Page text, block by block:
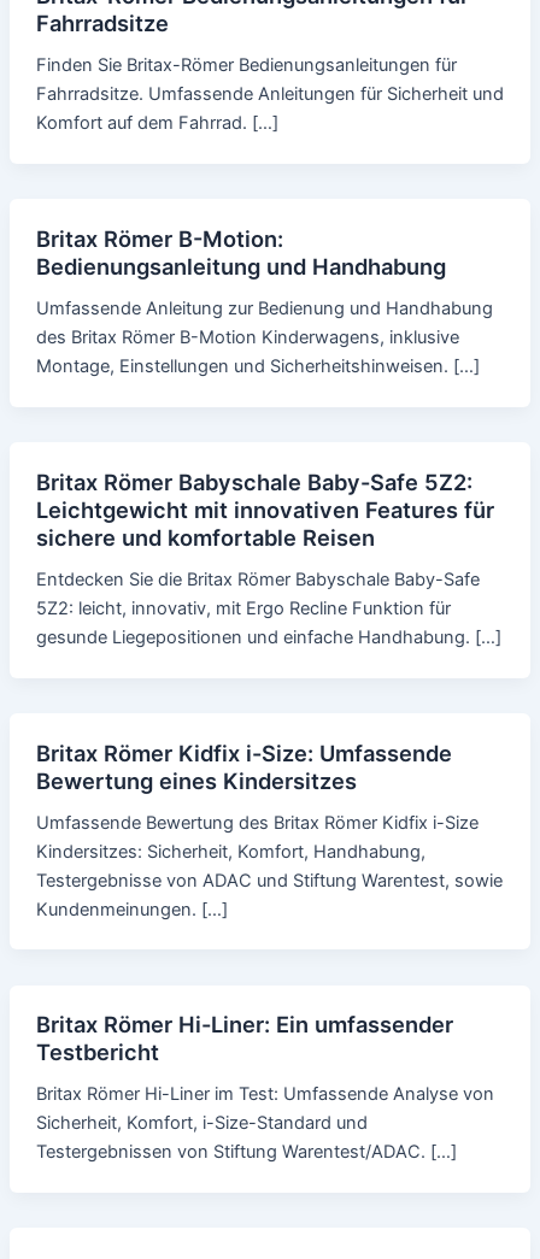
Fahrradsitze
Finden Sie Britax-Römer Bedienungsanleitungen für
Fahrradsitze. Umfassende Anleitungen für Sicherheit und
Komfort auf dem Fahrrad. […]
Britax Römer B-Motion:
Bedienungsanleitung und Handhabung
Umfassende Anleitung zur Bedienung und Handhabung
des Britax Römer B-Motion Kinderwagens, inklusive
Montage, Einstellungen und Sicherheitshinweisen. […]
Britax Römer Babyschale Baby-Safe 5Z2:
Leichtgewicht mit innovativen Features für
sichere und komfortable Reisen
Entdecken Sie die Britax Römer Babyschale Baby-Safe
5Z2: leicht, innovativ, mit Ergo Recline Funktion für
gesunde Liegepositionen und einfache Handhabung. […]
Britax Römer Kidfix i-Size: Umfassende
Bewertung eines Kindersitzes
Umfassende Bewertung des Britax Römer Kidfix i-Size
Kindersitzes: Sicherheit, Komfort, Handhabung,
Testergebnisse von ADAC und Stiftung Warentest, sowie
Kundenmeinungen. […]
Britax Römer Hi-Liner: Ein umfassender
Testbericht
Britax Römer Hi-Liner im Test: Umfassende Analyse von
Sicherheit, Komfort, i-Size-Standard und
Testergebnissen von Stiftung Warentest/ADAC. […]